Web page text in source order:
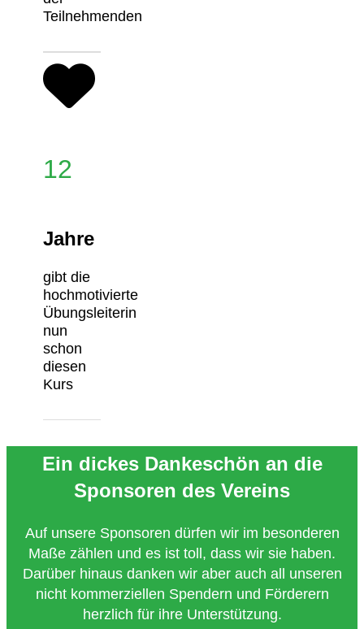
Teilnehmenden
12
Jahre
gibt die
hochmotivierte
Übungsleiterin
nun
schon
diesen
Kurs
Ein dickes Dankeschön an die
Sponsoren des Vereins
Auf unsere Sponsoren dürfen wir im besonderen
Maße zählen und es ist toll, dass wir sie haben.
Darüber hinaus danken wir aber auch all unseren
nicht kommerziellen Spendern und Förderern
herzlich für ihre Unterstützung.